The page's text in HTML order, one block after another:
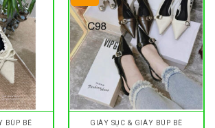
BÚP BÊ GIÀY SỤC & GIÀY BÚP BÊ